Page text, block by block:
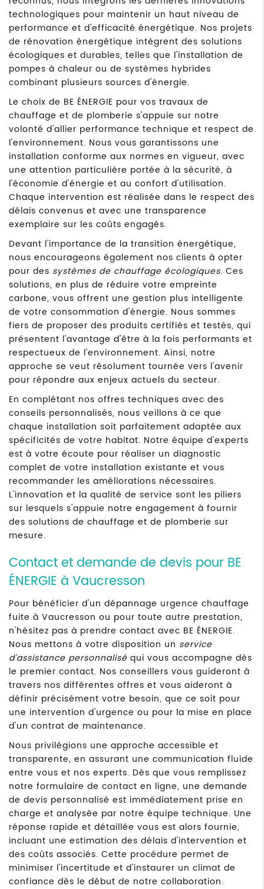
technologiques pour maintenir un haut niveau de
performance et d'efficacité énergétique. Nos projets
de rénovation énergétique intègrent des solutions
écologiques et durables, telles que l'installation de
pompes à chaleur ou de systèmes hybrides
combinant plusieurs sources d'énergie.
Le choix de BE ÉNERGIE pour vos travaux de
chauffage et de plomberie s'appuie sur notre
volonté d'allier performance technique et respect de
l'environnement. Nous vous garantissons une
installation conforme aux normes en vigueur, avec
une attention particulière portée à la sécurité, à
l'économie d'énergie et au confort d'utilisation.
Chaque intervention est réalisée dans le respect des
délais convenus et avec une transparence
exemplaire sur les coûts engagés.
Devant l'importance de la transition énergétique,
nous encourageons également nos clients à opter
pour des systèmes de chauffage écologiques. Ces
solutions, en plus de réduire votre empreinte
carbone, vous offrent une gestion plus intelligente
de votre consommation d'énergie. Nous sommes
fiers de proposer des produits certifiés et testés, qui
présentent l'avantage d'être à la fois performants et
respectueux de l'environnement. Ainsi, notre
approche se veut résolument tournée vers l'avenir
pour répondre aux enjeux actuels du secteur.
En complétant nos offres techniques avec des
conseils personnalisés, nous veillons à ce que
chaque installation soit parfaitement adaptée aux
spécificités de votre habitat. Notre équipe d'experts
est à votre écoute pour réaliser un diagnostic
complet de votre installation existante et vous
recommander les améliorations nécessaires.
L'innovation et la qualité de service sont les piliers
sur lesquels s'appuie notre engagement à fournir
des solutions de chauffage et de plomberie sur
mesure.
Contact et demande de devis pour BE
ÉNERGIE à Vaucresson
Pour bénéficier d'un dépannage urgence chauffage
fuite à Vaucresson ou pour toute autre prestation,
n'hésitez pas à prendre contact avec BE ÉNERGIE.
Nous mettons à votre disposition un service
d'assistance personnalisé qui vous accompagne dès
le premier contact. Nos conseillers vous guideront à
travers nos différentes offres et vous aideront à
définir précisément votre besoin, que ce soit pour
une intervention d'urgence ou pour la mise en place
d'un contrat de maintenance.
Nous privilégions une approche accessible et
transparente, en assurant une communication fluide
entre vous et nos experts. Dès que vous remplissez
notre formulaire de contact en ligne, une demande
de devis personnalisé est immédiatement prise en
charge et analysée par notre équipe technique. Une
réponse rapide et détaillée vous est alors fournie,
incluant une estimation des délais d'intervention et
des coûts associés. Cette procédure permet de
minimiser l'incertitude et d'instaurer un climat de
confiance dès le début de notre collaboration.